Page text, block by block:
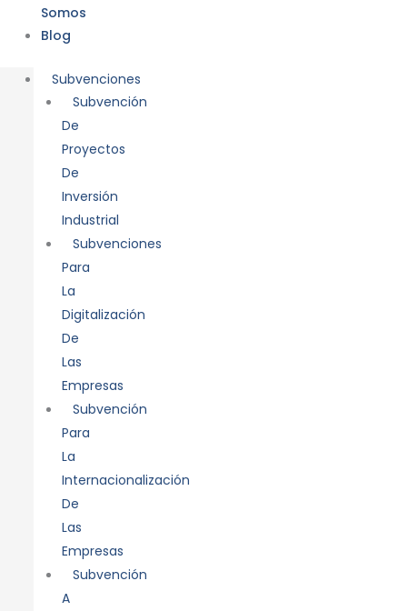
Somos
Blog
Subvenciones
Subvención
De
Proyectos
De
Inversión
Industrial
Subvenciones
Para
La
Digitalización
De
Las
Empresas
Subvención
Para
La
Internacionalización
De
Las
Empresas
Subvención
A